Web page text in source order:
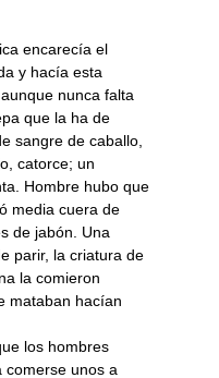
encarecía el
y hacía esta
nunca falta
que la ha de
sangre de caballo,
catorce; un
Hombre hubo que
media cuera de
de jabón. Una
parir, la criatura de
la comieron
mataban hacían
los hombres
comerse unos a